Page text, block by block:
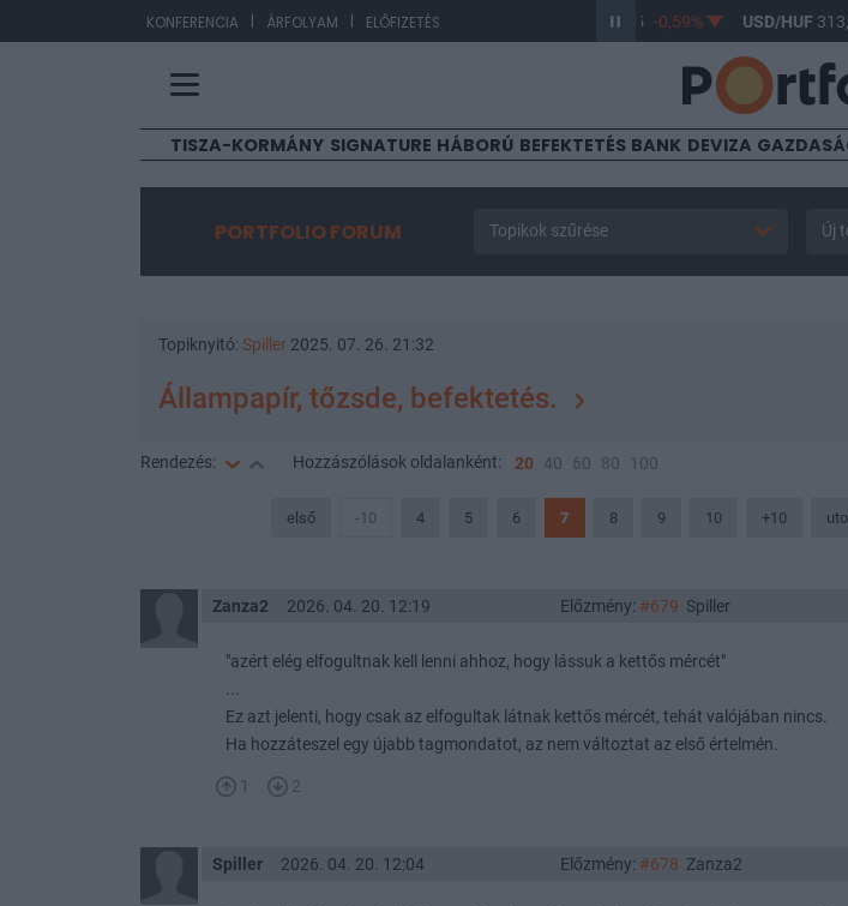
KONFERENCIA | ÁRFOLYAM | ELŐFIZETÉS 363,25 -0,59% USD/HUF 313,84
TISZA-KORMÁNY SIGNATURE HÁBORÚ BEFEKTETÉS BANK DEVIZA
PORTFOLIO FORUM Topikok szűrése Új
Topiknyitó: Spiller 2025. 07. 26. 21:32
Állampapír, tőzsde, befektetés.
Rendezés: Hozzászólások oldalanként: 20 40 60 80 100
első -10 4 5 6 7 8 9 10 +10
Zanza2 2026. 04. 20. 12:19 Előzmény: #679 Spiller
"azért elég elfogultnak kell lenni ahhoz, hogy lássuk a kettős mércét"
...
Ez azt jelenti, hogy csak az elfogultak látnak kettős mércét, tehát valójában nincs.
Ha hozzáteszel egy újabb tagmondatot, az nem változtat az első értelmén.
1 2
Spiller 2026. 04. 20. 12:04 Előzmény: #678 Zanza2